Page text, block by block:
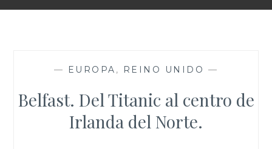
— EUROPA , REINO UNIDO —
Belfast. Del Titanic al centro de
Irlanda del Norte.